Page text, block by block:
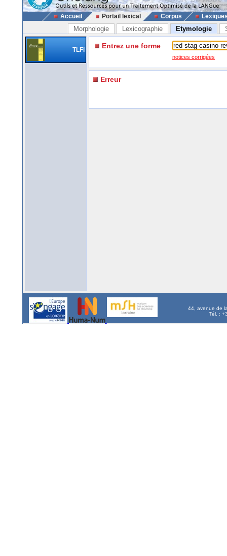
Accueil Portail lexical Corpus
Morphologie Lexicographie Etymologie
TLFi Entrez une forme
notices corrigées
Erreur
44, avenue de
Tél. :